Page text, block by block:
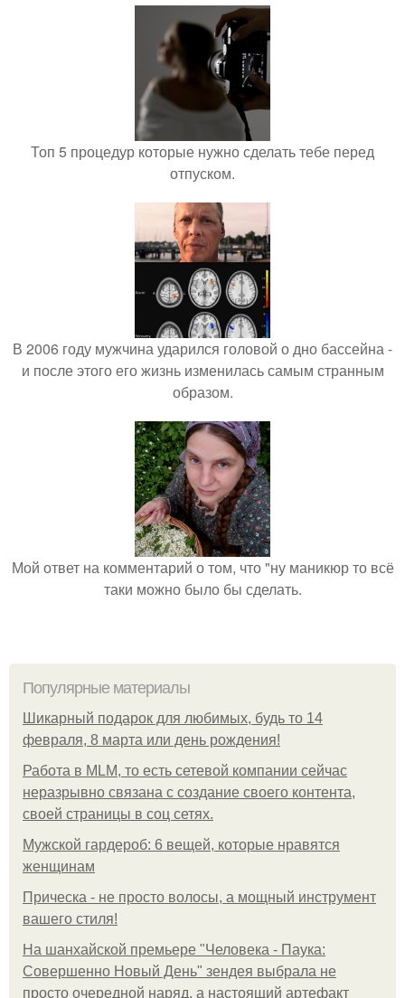
Топ 5 процедур которые нужно сделать тебе перед
отпуском.
В 2006 году мужчина ударился головой о дно бассейна -
и после этого его жизнь изменилась самым странным
образом.
Мой ответ на комментарий о том, что "ну маникюр то всё
таки можно было бы сделать.
Популярные материалы
Шикарный подарок для любимых, будь то 14
февраля, 8 марта или день рождения!
Работа в MLM, то есть сетевой компании сейчас
неразрывно связана с создание своего контента,
своей страницы в соц сетях.
Мужской гардероб: 6 вещей, которые нравятся
женщинам
Прическа - не просто волосы, а мощный инструмент
вашего стиля!
На шанхайской премьере "Человека - Паука:
Совершенно Новый День" зендея выбрала не
просто очередной наряд, а настоящий артефакт